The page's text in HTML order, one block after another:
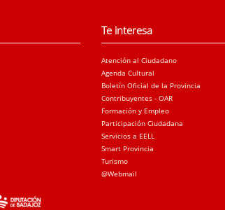
Te interesa
Atención al Ciudadano
Agenda Cultural
Boletín Oficial de la Provincia
Contribuyentes - OAR
Formación y Empleo
Participación Ciudadana
Servicios a EELL
Smart Provincia
Turismo
@Webmail